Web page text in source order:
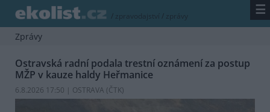
/ zpravodajství / zprávy ☰
Zprávy
Ostravská radní podala trestní oznámení za postup
MŽP v kauze haldy Heřmanice
6.8.2026 17:50 | OSTRAVA (ČTK)